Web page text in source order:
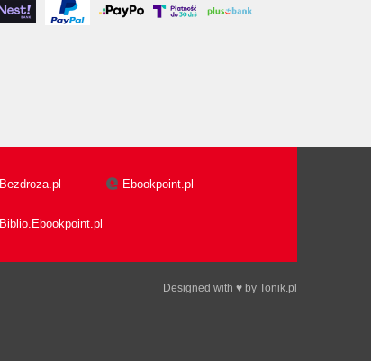
Bezdroza.pl Ebookpoint.pl
Biblio.Ebookpoint.pl
Designed with ♥ by Tonik.pl